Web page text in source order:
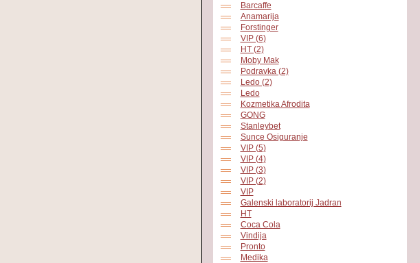
Barcaffe
Anamarija
Forstinger
VIP (6)
HT (2)
Moby Mak
Podravka (2)
Ledo (2)
Ledo
Kozmetika Afrodita
GONG
Stanleybet
Sunce Osiguranje
VIP (5)
VIP (4)
VIP (3)
VIP (2)
VIP
Galenski laboratorij Jadran
HT
Coca Cola
Vindija
Pronto
Medika